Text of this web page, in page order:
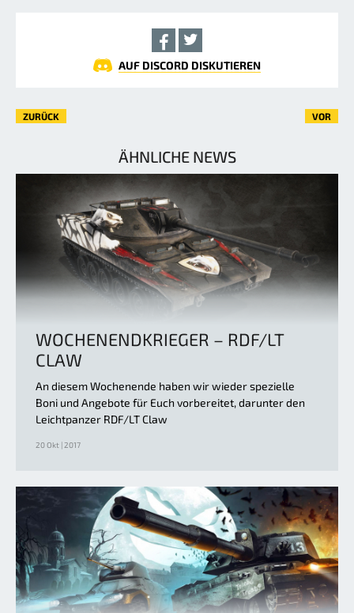
AUF DISCORD DISKUTIEREN
ZURÜCK VOR
ÄHNLICHE NEWS
WOCHENENDKRIEGER – RDF/LT
CLAW
An diesem Wochenende haben wir wieder spezielle
Boni und Angebote für Euch vorbereitet, darunter den
Leichtpanzer RDF/LT Claw
20 Okt | 2017